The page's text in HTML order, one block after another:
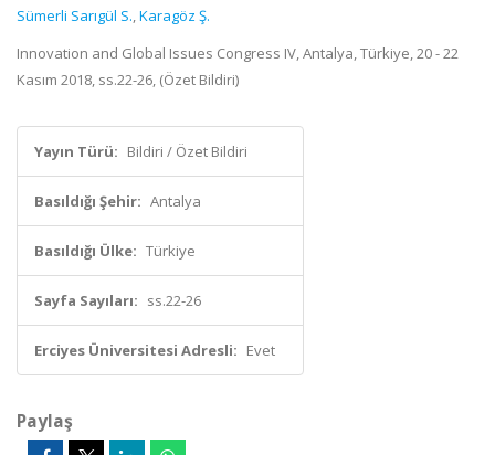
Sümerli Sarıgül S.,Karagöz Ş.
Innovation and Global Issues Congress IV, Antalya, Türkiye, 20 - 22
Kasım 2018, ss.22-26, (Özet Bildiri)
Yayın Türü: Bildiri / Özet Bildiri
Basıldığı Şehir: Antalya
Basıldığı Ülke: Türkiye
Sayfa Sayıları: ss.22-26
Erciyes Üniversitesi Adresli: Evet
Paylaş